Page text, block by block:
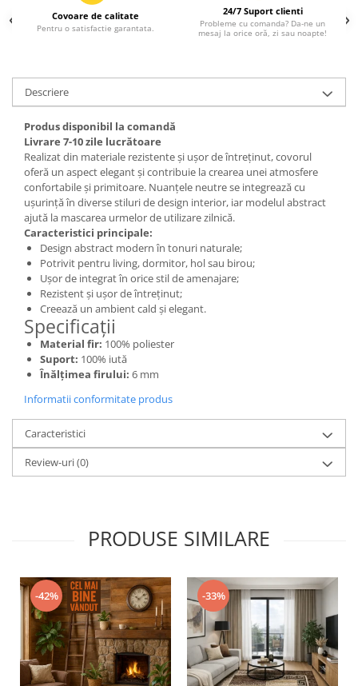
Covoare de calitate
Pentru o satisfactie garantata.
24/7 Suport clienti
Probleme cu comanda? Da-ne un
mesaj la orice oră, zi sau noapte!
Descriere
Produs disponibil la comandă
Livrare 7-10 zile lucrătoare
Realizat din materiale rezistente și ușor de întreținut, covorul
oferă un aspect elegant și contribuie la crearea unei atmosfere
confortabile și primitoare. Nuanțele neutre se integrează cu
ușurință în diverse stiluri de design interior, iar modelul abstract
ajută la mascarea urmelor de utilizare zilnică.
Caracteristici principale:
Design abstract modern în tonuri naturale;
Potrivit pentru living, dormitor, hol sau birou;
Ușor de integrat în orice stil de amenajare;
Rezistent și ușor de întreținut;
Creează un ambient cald și elegant.
Specificații
Material fir: 100% poliester
Suport: 100% iută
Înălțimea firului: 6 mm
Informatii conformitate produs
Caracteristici
Review-uri(0)
PRODUSE SIMILARE
-42% -33%